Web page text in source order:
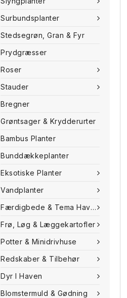
Surbundsplanter
Stedsegrøn, Gran & Fyr
Prydgræsser
Roser
Stauder
Bregner
Grøntsager & Krydderurter
Bambus Planter
Bunddækkeplanter
Eksotiske Planter
Vandplanter
Færdigbede & Tema Haven
Frø, Løg & Læggekartofler
Potter & Minidrivhuse
Redskaber & Tilbehør
Dyr I Haven
Blomstermuld & Gødning